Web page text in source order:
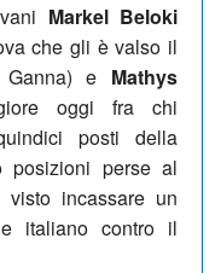
Markel Beloki
che gli è valso il
e Mathys
oggi fra chi
posti della
posizioni perse al
incassare un
italiano contro il